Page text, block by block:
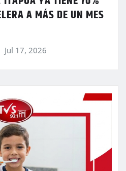
A MÁS DE UN MES
Jul 17, 2026